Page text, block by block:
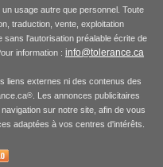
usage autre que personnel. Toute
traduction, vente, exploitation
sans l'autorisation préalable écrite de
information : info@tolerance.ca
liens externes ni des contenus des
®. Les annonces publicitaires
sur notre site, afin de vous
adaptées à vos centres d'intérêts.